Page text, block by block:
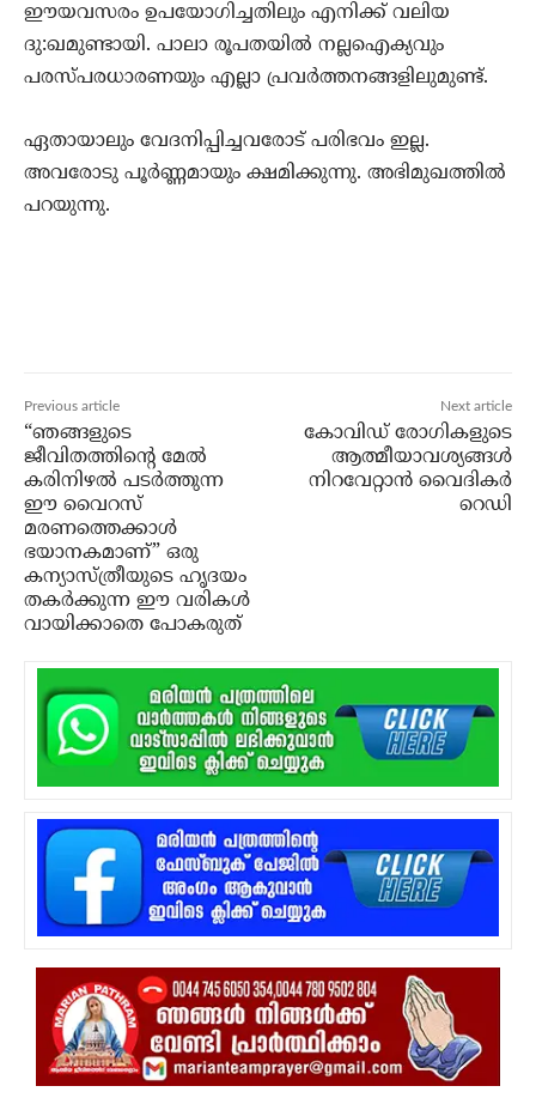
ഈയവസരം ഉപയോഗിച്ചതിലും എനിക്ക് വലിയ
ദു:ഖമുണ്ടായി. പാലാ രൂപതയില്‍ നല്ലഐക്യവും
പരസ്പരധാരണയും എല്ലാ പ്രവര്‍ത്തനങ്ങളിലുമുണ്ട്.
ഏതായാലും വേദനിപ്പിച്ചവരോട് പരിഭവം ഇല്ല.
അവരോടു പൂര്‍ണ്ണമായും ക്ഷമിക്കുന്നു. അഭിമുഖത്തില്‍
പറയുന്നു.
Previous article
“ഞങ്ങളുടെ
ജീവിതത്തിന്റെ മേല്‍
കരിനിഴല്‍ പടര്‍ത്തുന്ന
ഈ വൈറസ്
മരണത്തെക്കാള്‍
ഭയാനകമാണ്” ഒരു
കന്യാസ്ത്രീയുടെ ഹൃദയം
തകര്‍ക്കുന്ന ഈ വരികള്‍
വായിക്കാതെ പോകരുത്
Next article
കോവിഡ് രോഗികളുടെ
ആത്മീയാവശ്യങ്ങള്‍
നിറവേറ്റാന്‍ വൈദികര്‍
റെഡി